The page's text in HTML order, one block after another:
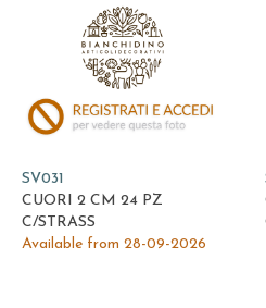
SV031
CUORI 2 CM 24 PZ
C/STRASS
Available from 28-09-2026